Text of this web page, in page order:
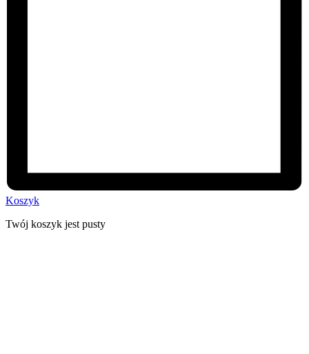
Koszyk
Twój koszyk jest pusty